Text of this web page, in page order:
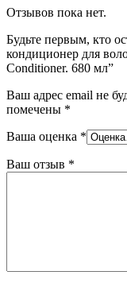
Отзывов пока нет.
Будьте первым, кто
кондиционер для
Conditioner. 680 мл”
Ваш адрес email не
помечены *
Ваша оценка *
Ваш отзыв *